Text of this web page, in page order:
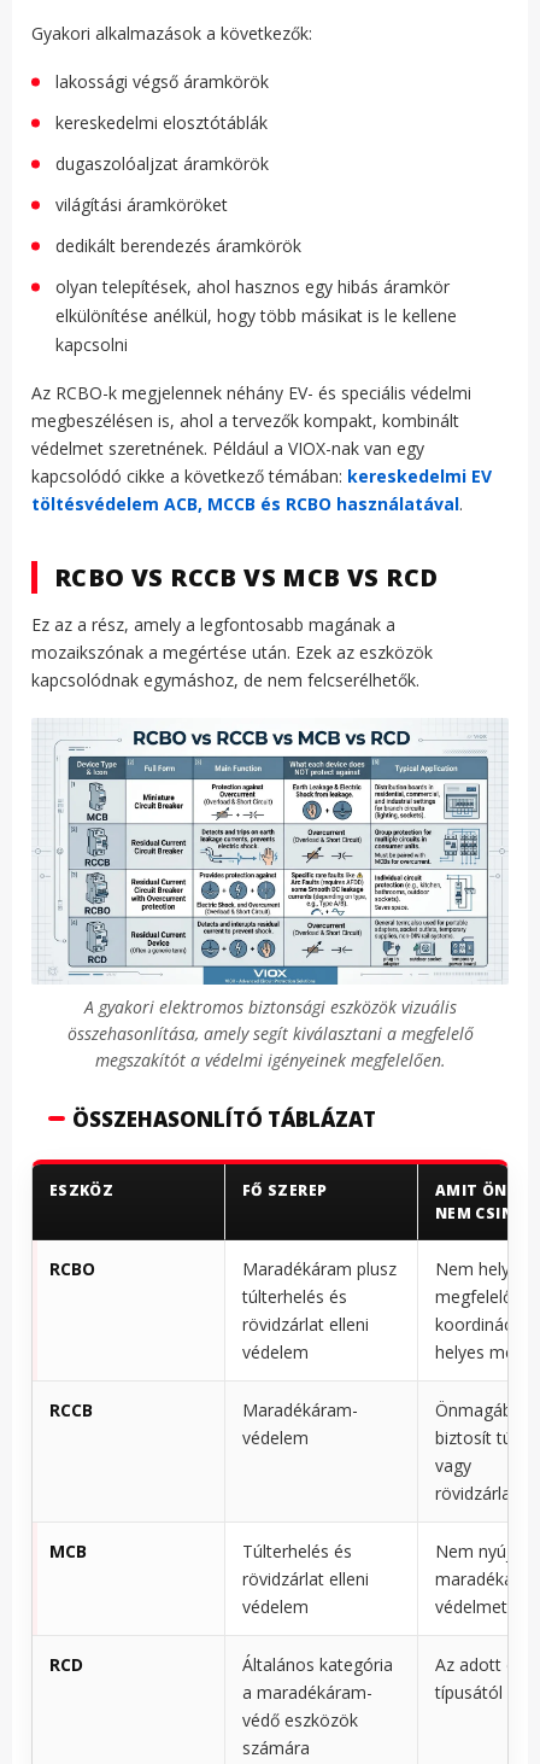
Gyakori alkalmazások a következők:
lakossági végső áramkörök
kereskedelmi elosztótáblák
dugaszolóaljzat áramkörök
világítási áramköröket
dedikált berendezés áramkörök
olyan telepítések, ahol hasznos egy hibás áramkör
elkülönítése anélkül, hogy több másikat is le kellene
kapcsolni
Az RCBO-k megjelennek néhány EV- és speciális védelmi
megbeszélésen is, ahol a tervezők kompakt, kombinált
védelmet szeretnének. Például a VIOX-nak van egy
kapcsolódó cikke a következő témában: kereskedelmi EV
töltésvédelem ACB, MCCB és RCBO használatával.
RCBO VS RCCB VS MCB VS RCD
Ez az a rész, amely a legfontosabb magának a
mozaikszónak a megértése után. Ezek az eszközök
kapcsolódnak egymáshoz, de nem felcserélhetők.
A gyakori elektromos biztonsági eszközök vizuális
összehasonlítása, amely segít kiválasztani a megfelelő
megszakítót a védelmi igényeinek megfelelően.
ÖSSZEHASONLÍTÓ TÁBLÁZAT
ESZKÖZ FŐ SZEREP
AMIT
NEM CSINÁL
RCBO
Maradékáram plusz
túlterhelés és
rövidzárlat elleni
védelem
Nem
megfelelő
koordinációt
helyes
RCCB
Maradékáram-
védelem
Önmagában
biztosít
vagy
MCB
Túlterhelés és
rövidzárlat elleni
védelem
Nem nyújt
védelmet
RCD
Általános kategória
a maradékáram-
védő eszközök
számára
Az adott
típusától